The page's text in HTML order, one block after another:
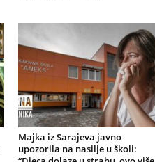
Majka iz Sarajeva javno
upozorila na nasilje u školi: